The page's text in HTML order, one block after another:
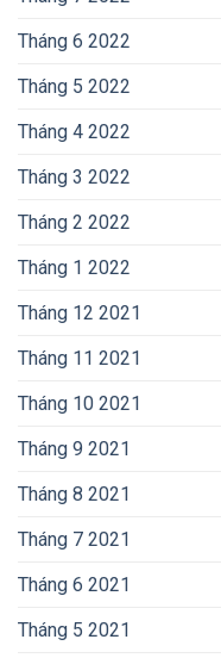
Tháng 6 2022
Tháng 5 2022
Tháng 4 2022
Tháng 3 2022
Tháng 2 2022
Tháng 1 2022
Tháng 12 2021
Tháng 11 2021
Tháng 10 2021
Tháng 9 2021
Tháng 8 2021
Tháng 7 2021
Tháng 6 2021
Tháng 5 2021